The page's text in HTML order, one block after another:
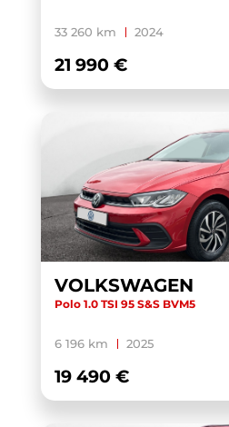
33 260 km 2024
21 990 €
VOLKSWAGEN
Polo 1.0 TSI 95 S&S BVM5
6 196 km 2025
19 490 €